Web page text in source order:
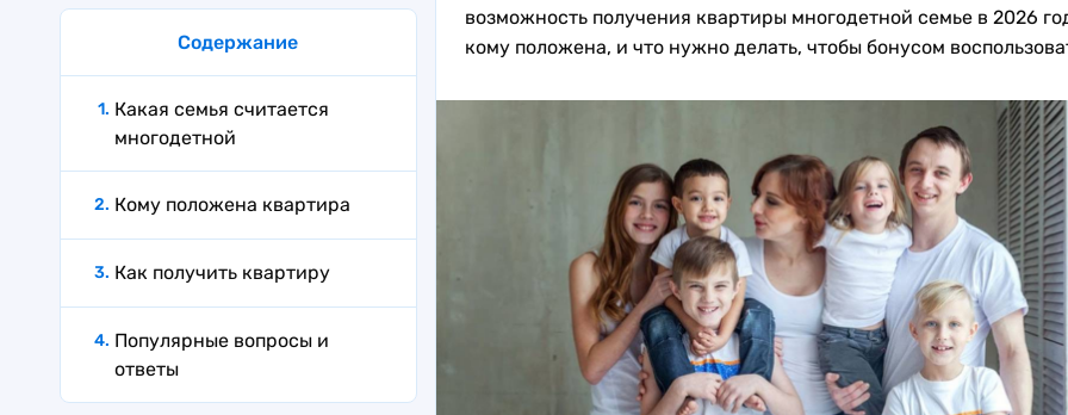
Содержание
Какая семья считается
многодетной
Кому положена квартира
Как получить квартиру
Популярные вопросы и
ответы
возможность получения квартиры многодетной семье в 2026
кому положена, и что нужно делать, чтобы бонусом